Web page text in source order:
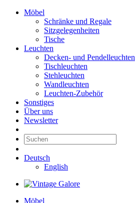
Möbel
Schränke und Regale
Sitzgelegenheiten
Tische
Leuchten
Decken- und Pendelleuchten
Tischleuchten
Stehleuchten
Wandleuchten
Leuchten-Zubehör
Sonstiges
Über uns
Newsletter
Deutsch
English
Möbel